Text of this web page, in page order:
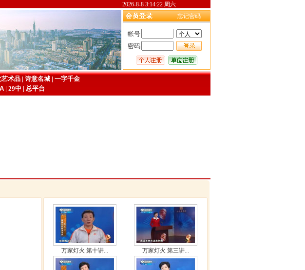
2026-8-8 3:14:22 周六
忘记密码
帐号
密码
艺术品| 诗意名城| 一字千金
| 29中 | 总平台
万家灯火 第十讲... 万家灯火 第三讲...